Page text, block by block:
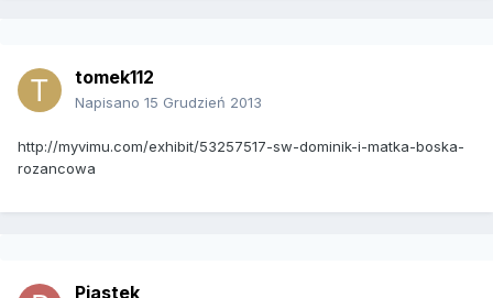
tomek112
Napisano 15 Grudzień 2013
http://myvimu.com/exhibit/53257517-sw-dominik-i-matka-boska-
rozancowa
Piastek